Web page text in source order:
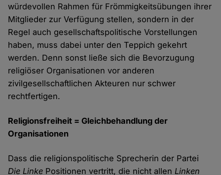
würdevollen Rahmen für Frömmigkeitsübungen ihrer
Mitglieder zur Verfügung stellen, sondern in der
Regel auch gesellschaftspolitische Vorstellungen
haben, muss dabei unter den Teppich gekehrt
werden. Denn sonst ließe sich die Bevorzugung
religiöser Organisationen vor anderen
zivilgesellschaftlichen Akteuren nur schwer
rechtfertigen.
Religionsfreiheit = Gleichbehandlung der
Organisationen
Dass die religionspolitische Sprecherin der Partei
Die Linke Positionen vertritt, die nicht allenLinken